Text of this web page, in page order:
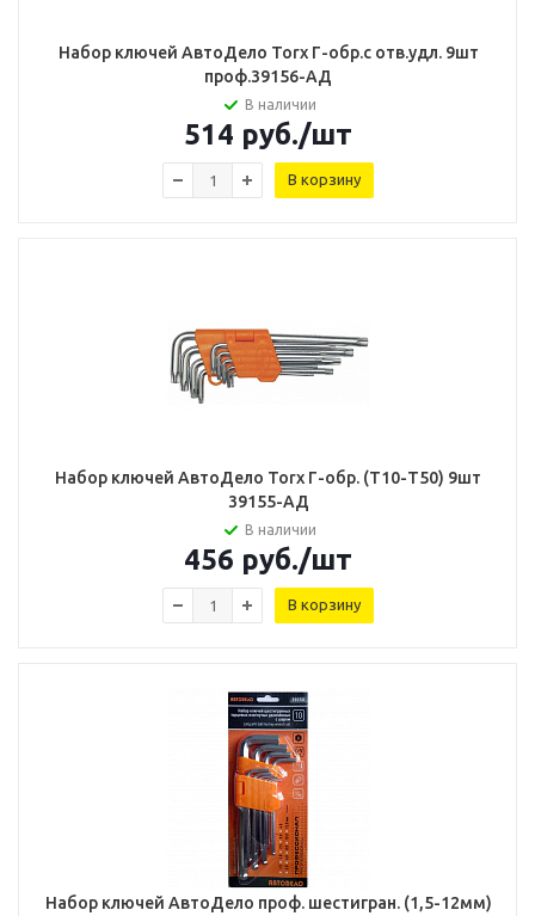
Набор ключей АвтоДело Torx Г-обр.с отв.удл. 9шт
проф.39156-АД
В наличии
514 руб./шт
В корзину
Набор ключей АвтоДело Torx Г-обр. (Т10-Т50) 9шт
39155-АД
В наличии
456 руб./шт
В корзину
Набор ключей АвтоДело проф. шестигран. (1,5-12мм)